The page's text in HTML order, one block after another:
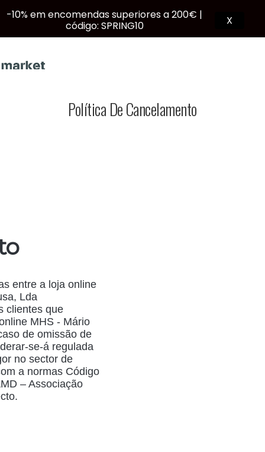
search
Política De Cancelamento
entre a loja online
Lda
clientes que
MHS - Mário
de omissão de
se-á regulada
no sector de
a normas Código
– Associação
-10% em encomendas superiores a 200€ |
código: SPRING10
X